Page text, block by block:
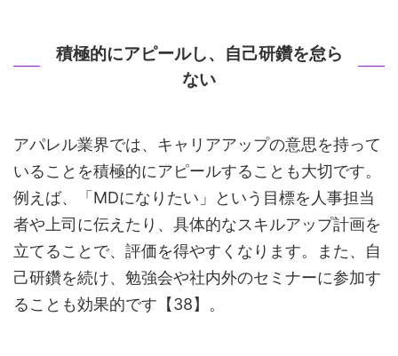
積極的にアピールし、自己研鑽を怠ら
ない
アパレル業界では、キャリアアップの意思を持って
いることを積極的にアピールすることも大切です。
例えば、「MDになりたい」という目標を人事担当
者や上司に伝えたり、具体的なスキルアップ計画を
立てることで、評価を得やすくなります。また、自
己研鑽を続け、勉強会や社内外のセミナーに参加す
ることも効果的です【38】。